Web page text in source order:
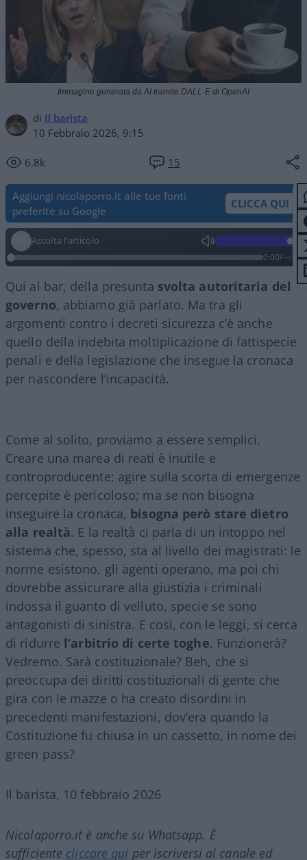
di Il barista
10 Febbraio 2026, 9:15
6.8k 15
Immagine generata da AI tramite DALL·E di OpenAI
Aggiungi nicolaporro.it alle tue fonti
preferite su Google
CLICCA QUI
Ascolta l'articolo
0:00/--:--
Qui al bar, della presunta svolta autoritaria del
governo, abbiamo già parlato. Ma tra gli
argomenti contro i decreti sicurezza c’è anche
quello della indebita moltiplicazione di fattispecie
penali e della legislazione che insegue la cronaca
per nascondere l’incapacità.
Come al solito, proviamo a essere semplici.
Creare una marea di reati è inutile e
controproducente; agire sulla scorta di emergenze
percepite è pericoloso; ma se non bisogna
inseguire la cronaca, bisogna però stare dietro
alla realtà. E la realtà ci parla di un intoppo nel
sistema che, spesso, sta al livello dei magistrati: le
norme esistono, gli agenti operano, ma poi chi
dovrebbe assicurare alla giustizia i criminali
indossa il guanto di velluto, specie se sono
antagonisti di sinistra. E così, con le leggi, si cerca
di ridurre l’arbitrio di certe toghe. Funzionerà?
Vedremo. Sarà costituzionale? Beh, che si
preoccupa dei diritti costituzionali di gente che
gira con le mazze o ha creato disordini in
precedenti manifestazioni, dov’era quando la
Costituzione fu chiusa in un cassetto, in nome dei
green pass?
Il barista, 10 febbraio 2026
Nicolaporro.it è anche su Whatsapp. È
sufficiente cliccare qui per iscriversi al canale ed